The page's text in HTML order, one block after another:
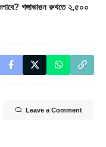
গঙ্গাভাঙন রুখতে ২,৫০০
Leave a Comment